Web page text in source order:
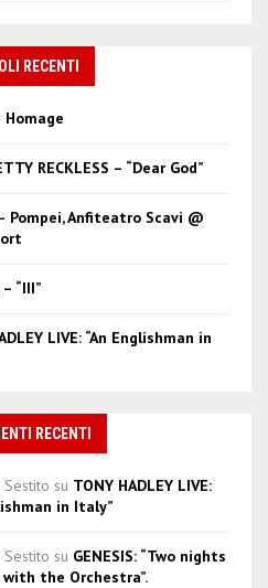
RECENTI
Homage
RECKLESS – “Dear God”
Pompei, Anfiteatro Scavi @
“III”
LIVE: “An Englishman in
RECENTI
su TONY HADLEY LIVE:
in Italy”
su GENESIS: “Two nights
with the Orchestra”.